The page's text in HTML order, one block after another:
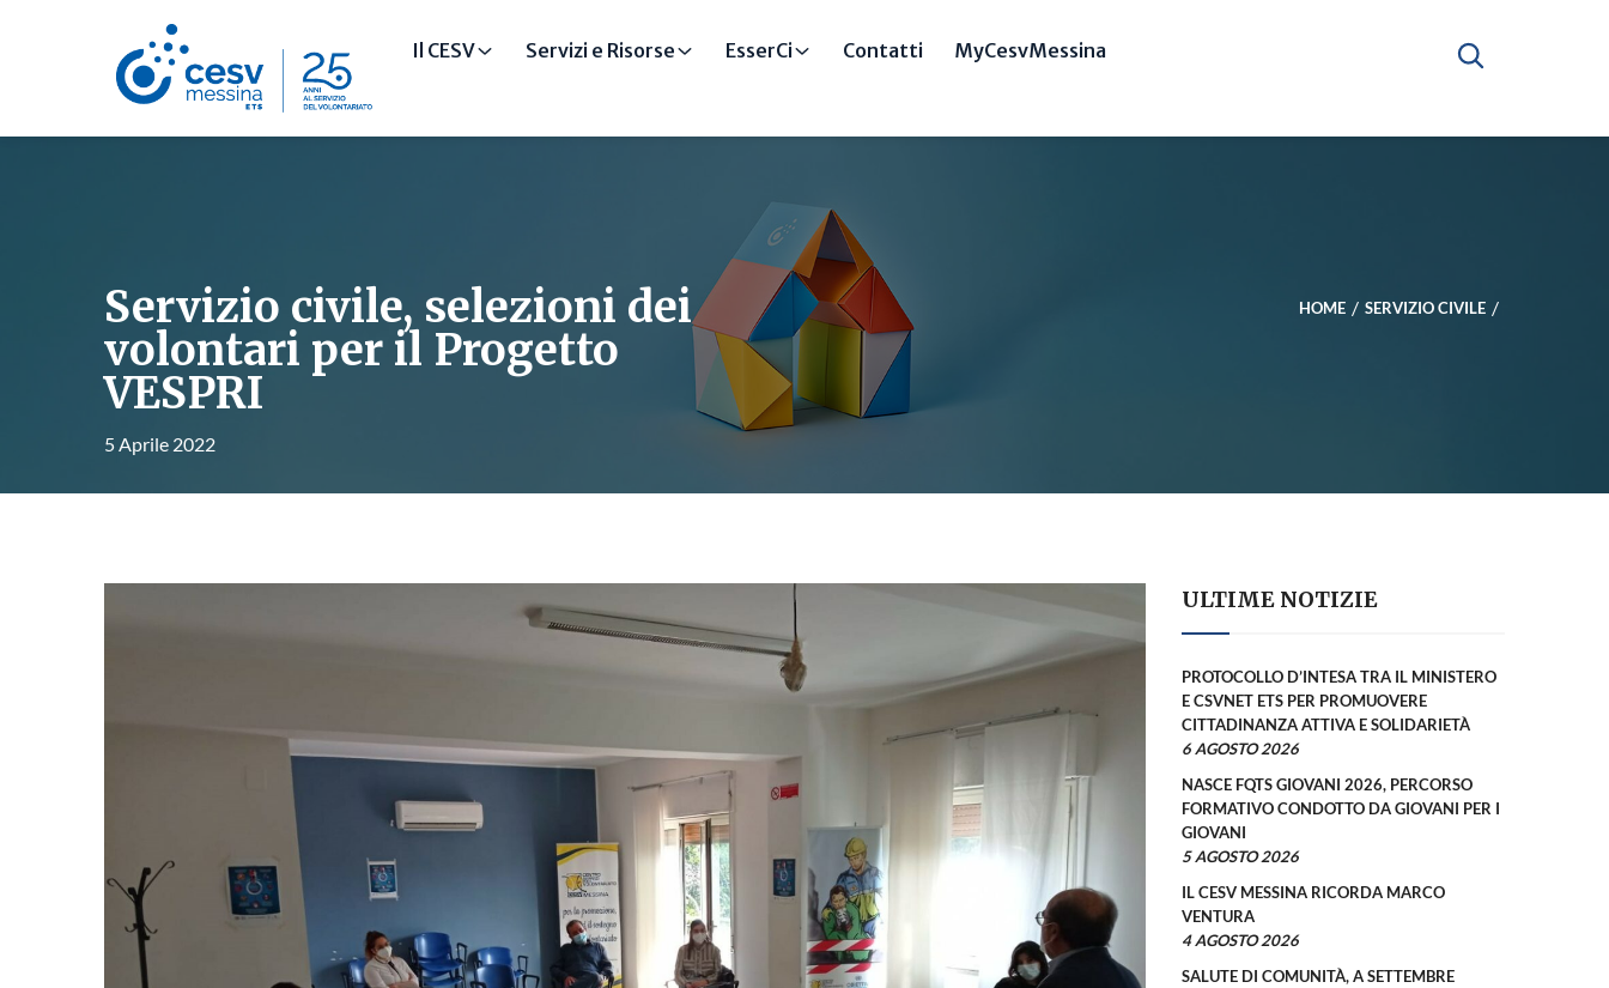
Il CESV Servizi e Risorse EsserCi Contatti MyCesvMessina
Servizio civile, selezioni dei
volontari per il Progetto
VESPRI
5 Aprile 2022
HOME SERVIZIO CIVILE
ULTIME NOTIZIE
PROTOCOLLO D’INTESA TRA IL MINISTERO
E CSVNET ETS PER PROMUOVERE
CITTADINANZA ATTIVA E SOLIDARIETÀ
6 AGOSTO 2026
NASCE FQTS GIOVANI 2026, PERCORSO
FORMATIVO CONDOTTO DA GIOVANI PER I
GIOVANI
5 AGOSTO 2026
IL CESV MESSINA RICORDA MARCO
VENTURA
4 AGOSTO 2026
SALUTE DI COMUNITÀ, A SETTEMBRE